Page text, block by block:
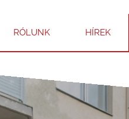
RÓLUNK HÍREK